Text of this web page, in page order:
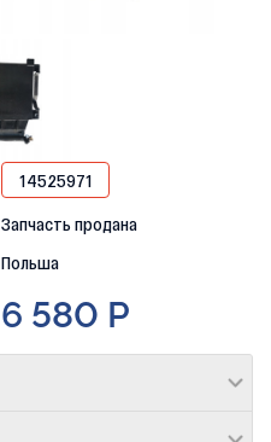
14525971
Запчасть продана
Польша
6 580 Р